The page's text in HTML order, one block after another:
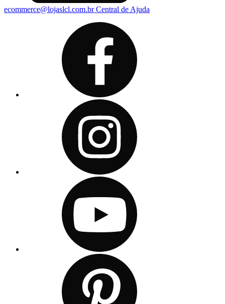
ecommerce@lojaslcl.com.brCentral de Ajuda